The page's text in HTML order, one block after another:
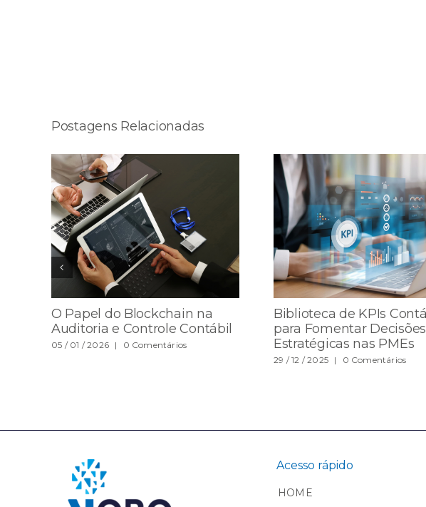
Postagens Relacionadas
O Papel do Blockchain na
Auditoria e Controle Contábil
05 / 01 / 2026 | 0 Comentários
Biblioteca de KPIs
para Fomentar Decisões
Estratégicas nas PMEs
29 / 12 / 2025 | 0 Comentários
Acesso rápido
HOME